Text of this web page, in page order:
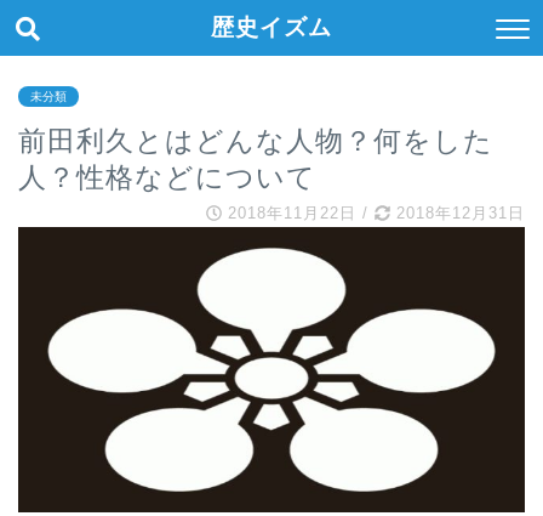
歴史イズム
未分類
前田利久とはどんな人物？何をした
人？性格などについて
2018年11月22日 / 2018年12月31日